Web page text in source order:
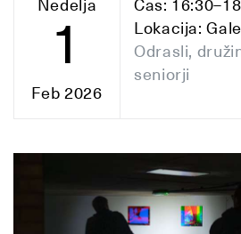
Nedelja
1
Feb 2026
Čas:
Lokacija:
Odrasli,
seniorji